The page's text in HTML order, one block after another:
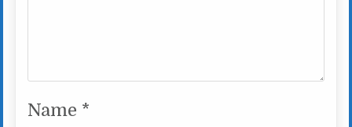
Name *